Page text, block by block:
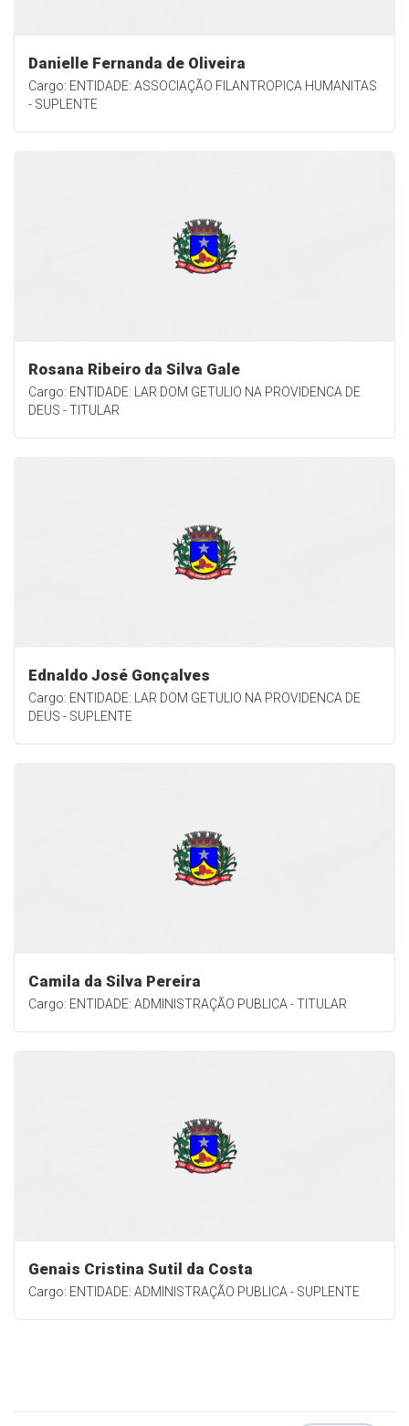
Danielle Fernanda de Oliveira
Cargo: ENTIDADE: ASSOCIAÇÃO FILANTROPICA HUMANITAS
- SUPLENTE
Rosana Ribeiro da Silva Gale
Cargo: ENTIDADE: LAR DOM GETULIO NA PROVIDENCA DE
DEUS - TITULAR
Ednaldo José Gonçalves
Cargo: ENTIDADE: LAR DOM GETULIO NA PROVIDENCA DE
DEUS - SUPLENTE
Camila da Silva Pereira
Cargo: ENTIDADE: ADMINISTRAÇÃO PUBLICA - TITULAR
Genais Cristina Sutil da Costa
Cargo: ENTIDADE: ADMINISTRAÇÃO PUBLICA - SUPLENTE